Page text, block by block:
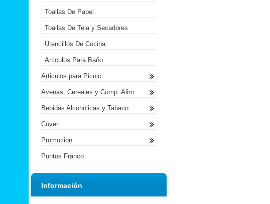
Toallas De Papel
Toallas De Tela y Secadores
Utencillos De Cocina
Articulos Para Baño
Articulos para Picnic
Avenas, Cereales y Comp. Alim.
Bebidas Alcohólicas y Tabaco
Cover
Promocion
Puntos Franco
Información